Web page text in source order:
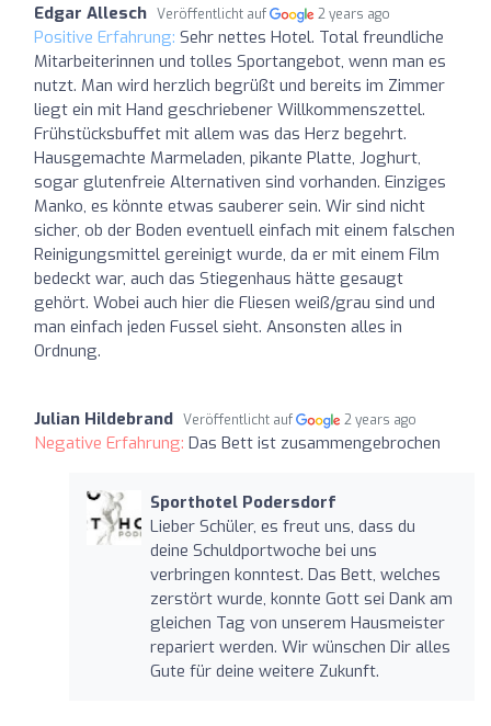
Edgar Allesch Veröffentlicht auf 2 years ago
Positive Erfahrung: Sehr nettes Hotel. Total freundliche
Mitarbeiterinnen und tolles Sportangebot, wenn man es
nutzt. Man wird herzlich begrüßt und bereits im Zimmer
liegt ein mit Hand geschriebener Willkommenszettel.
Frühstücksbuffet mit allem was das Herz begehrt.
Hausgemachte Marmeladen, pikante Platte, Joghurt,
sogar glutenfreie Alternativen sind vorhanden. Einziges
Manko, es könnte etwas sauberer sein. Wir sind nicht
sicher, ob der Boden eventuell einfach mit einem falschen
Reinigungsmittel gereinigt wurde, da er mit einem Film
bedeckt war, auch das Stiegenhaus hätte gesaugt
gehört. Wobei auch hier die Fliesen weiß/grau sind und
man einfach jeden Fussel sieht. Ansonsten alles in
Ordnung.
Julian Hildebrand Veröffentlicht auf 2 years ago
Negative Erfahrung: Das Bett ist zusammengebrochen
Sporthotel Podersdorf
Lieber Schüler, es freut uns, dass du
deine Schuldportwoche bei uns
verbringen konntest. Das Bett, welches
zerstört wurde, konnte Gott sei Dank am
gleichen Tag von unserem Hausmeister
repariert werden. Wir wünschen Dir alles
Gute für deine weitere Zukunft.